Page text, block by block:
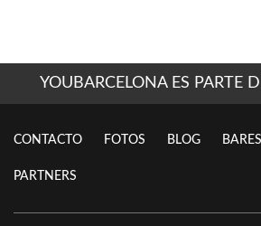
YOUBARCELONA ES PARTE
CONTACTO FOTOS BLOG BARES
PARTNERS